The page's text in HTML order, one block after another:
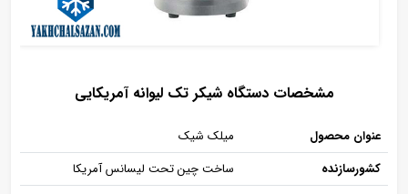
مشخصات دستگاه شیکر تک لیوانه آمریکایی
عنوان محصول
میلک شیک
کشورسازنده
ساخت چین تحت لیسانس آمریکا